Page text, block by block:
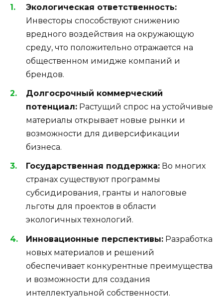
Экологическая ответственность:
Инвесторы способствуют снижению
вредного воздействия на окружающую
среду, что положительно отражается на
общественном имидже компаний и
брендов.
Долгосрочный коммерческий
потенциал: Растущий спрос на устойчивые
материалы открывает новые рынки и
возможности для диверсификации
бизнеса.
Государственная поддержка: Во многих
странах существуют программы
субсидирования, гранты и налоговые
льготы для проектов в области
экологичных технологий.
Инновационные перспективы: Разработка
новых материалов и решений
обеспечивает конкурентные преимущества
и возможности для создания
интеллектуальной собственности.